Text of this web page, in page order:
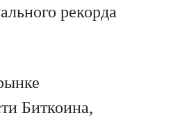
рекорда
Биткоина,